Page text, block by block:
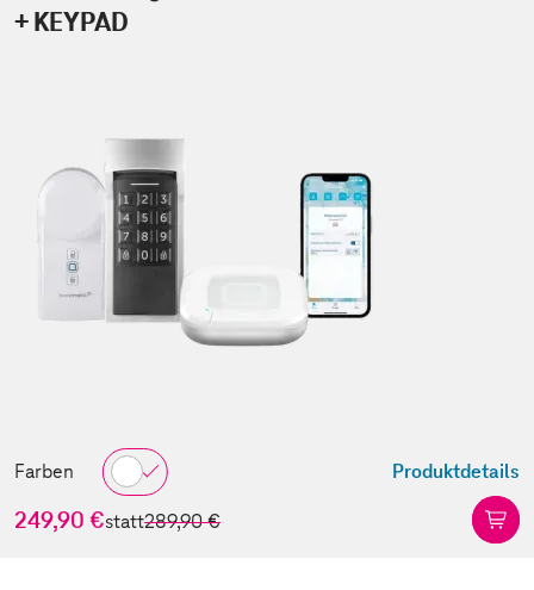
+ KEYPAD
Farben Produktdetails
249,90 €statt289,90 €